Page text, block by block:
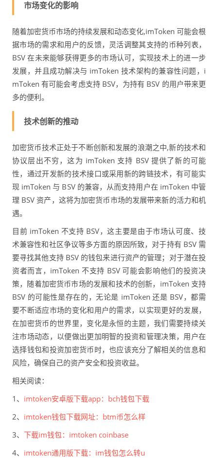
市场变化的影响
随着加密货币市场的持续发展和动态变化,imToken 可能会根
据市场的需求和用户的反馈，灵活调整其支持的币种列表，
BSV 在未来能够获得更多的市场认可，实现技术上的进一步
发展，并且成功解决与 imToken 技术架构的兼容性问题，i
mToken 有可能会考虑支持 BSV，为持有 BSV 的用户带来更
多的便利。
技术创新的推动
加密货币技术正处于不断创新和发展的浪潮之中,新的技术和
协议层出不穷，这为 imToken 支持 BSV 提供了新的可能
性，通过开发新的技术接口或采用新的跨链技术，有可能实
现 imToken 与 BSV 的兼容，从而支持用户在 imToken 中管
理 BSV 资产，这将为加密货币市场的发展带来新的活力和机
遇。
目前 imToken 不支持 BSV，这主要是由于市场认可度、技
术兼容性和社区争议等多方面的原因所致，对于持有 BSV 需
要寻找其他支持 BSV 的钱包来进行资产的管理；对于潜在投
资者而言，imToken 不支持 BSV 可能会影响他们的投资决
策，随着加密货币市场的发展和技术的创新，imToken 支持
BSV 的可能性是存在的，无论是 imToken 还是 BSV，都需
要不断适应市场的变化和用户的需求，以实现更好的发展，
在加密货币的世界里，变化是永恒的主题，我们需要持续关
注市场动态，以便做出更加明智的投资和管理决策，用户在
选择钱包和投资加密货币时，也应该充分了解相关的信息和
风险，确保自己的资产安全和投资收益。
相关阅读：
1、 imtoken安卓版下载app：bch钱包下载
2、 imtoken钱包下载网址：btm币怎么样
3、 下载im钱包：imtoken coinbase
4、 imtoken通用版下载：im钱包怎么转u